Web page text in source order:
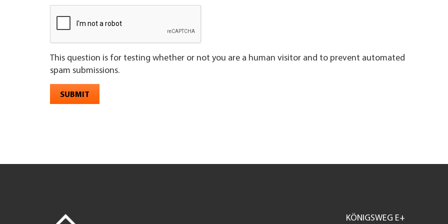
This question is for testing whether or not you are a human visitor and to prevent automated
spam submissions.
SUBMIT
KÖNIGSWEG E+